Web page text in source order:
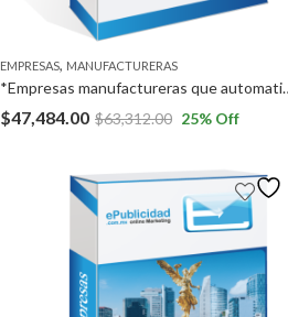
EMPRESAS, MANUFACTURERAS
*Empresas manufactureras que automaticen sus
$47,484.00 $63,312.00 25% Off